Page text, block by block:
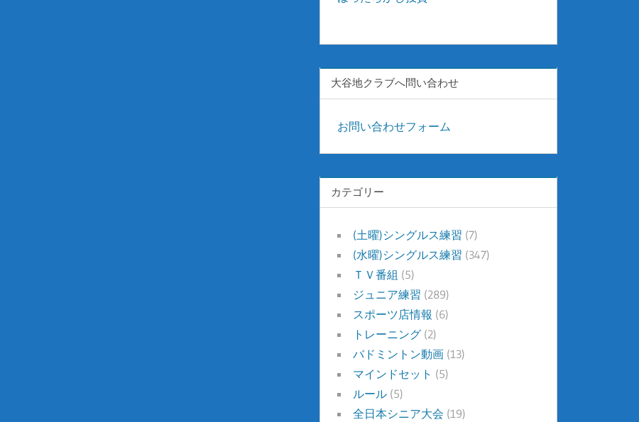
大谷地クラブへ問い合わせ
お問い合わせフォーム
カテゴリー
(土曜)シングルス練習 (7)
(水曜)シングルス練習 (347)
ＴＶ番組 (5)
ジュニア練習 (289)
スポーツ店情報 (6)
トレーニング (2)
バドミントン動画 (13)
マインドセット (5)
ルール (5)
全日本シニア大会 (19)